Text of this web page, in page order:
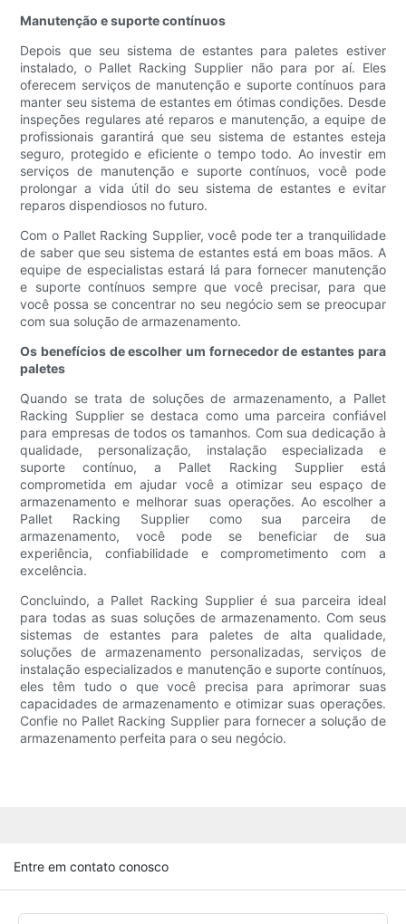
Manutenção e suporte contínuos
Depois que seu sistema de estantes para paletes estiver
instalado, o Pallet Racking Supplier não para por aí. Eles
oferecem serviços de manutenção e suporte contínuos para
manter seu sistema de estantes em ótimas condições. Desde
inspeções regulares até reparos e manutenção, a equipe de
profissionais garantirá que seu sistema de estantes esteja
seguro, protegido e eficiente o tempo todo. Ao investir em
serviços de manutenção e suporte contínuos, você pode
prolongar a vida útil do seu sistema de estantes e evitar
reparos dispendiosos no futuro.
Com o Pallet Racking Supplier, você pode ter a tranquilidade
de saber que seu sistema de estantes está em boas mãos. A
equipe de especialistas estará lá para fornecer manutenção
e suporte contínuos sempre que você precisar, para que
você possa se concentrar no seu negócio sem se preocupar
com sua solução de armazenamento.
Os benefícios de escolher um fornecedor de estantes para
paletes
Quando se trata de soluções de armazenamento, a Pallet
Racking Supplier se destaca como uma parceira confiável
para empresas de todos os tamanhos. Com sua dedicação à
qualidade, personalização, instalação especializada e
suporte contínuo, a Pallet Racking Supplier está
comprometida em ajudar você a otimizar seu espaço de
armazenamento e melhorar suas operações. Ao escolher a
Pallet Racking Supplier como sua parceira de
armazenamento, você pode se beneficiar de sua
experiência, confiabilidade e comprometimento com a
excelência.
Concluindo, a Pallet Racking Supplier é sua parceira ideal
para todas as suas soluções de armazenamento. Com seus
sistemas de estantes para paletes de alta qualidade,
soluções de armazenamento personalizadas, serviços de
instalação especializados e manutenção e suporte contínuos,
eles têm tudo o que você precisa para aprimorar suas
capacidades de armazenamento e otimizar suas operações.
Confie no Pallet Racking Supplier para fornecer a solução de
armazenamento perfeita para o seu negócio.
Entre em contato conosco